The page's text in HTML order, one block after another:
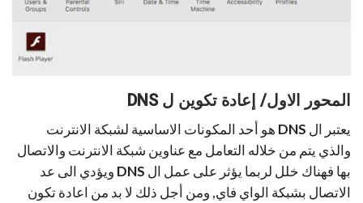
المحور الاول/ إعادة تكوين لDNS
يعتبر ال DNS هو أحد المكونات الاساسية لشبكة الانترنت
والذي يتم من خلاله التعامل مع عناوين شبكة الانترنت والاتصال
بها فهناك خلل لربما يؤثر على عمل ال DNS ويؤدي الى عد
الاتصال بشبكة الواي فاي, ومن أجل ذلك لا بد من اعادة تكون